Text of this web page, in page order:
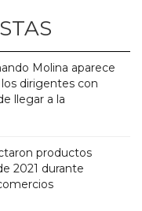
Molina aparece
dirigentes con
llegar a la
productos
2021 durante